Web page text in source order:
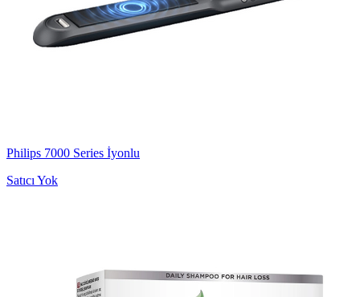
Philips 7000 Series İyonlu
Satıcı Yok